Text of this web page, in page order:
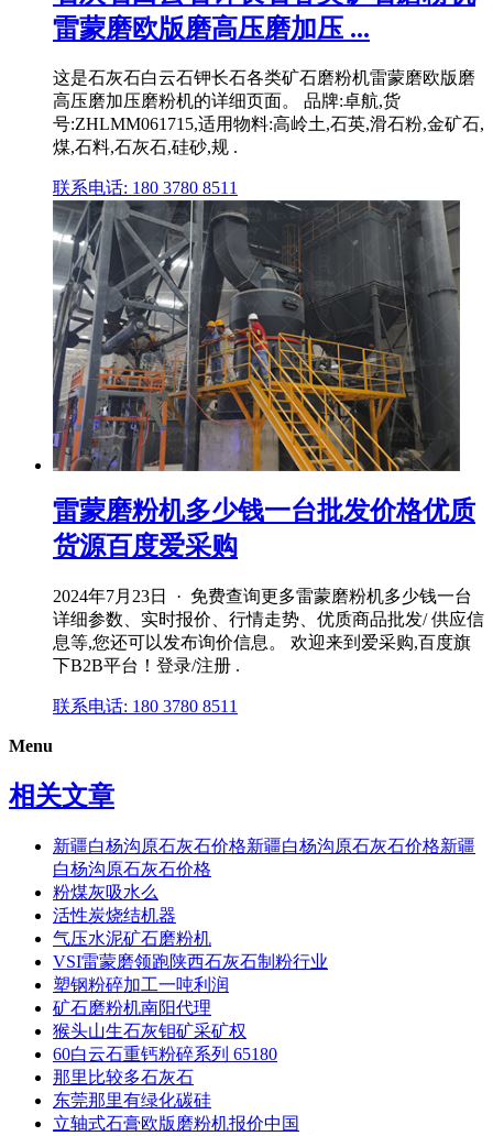
雷蒙磨欧版磨高压磨加压 ...
这是石灰石白云石钾长石各类矿石磨粉机雷蒙磨欧版磨
高压磨加压磨粉机的详细页面。 品牌:卓航,货
号:ZHLMM061715,适用物料:高岭土,石英,滑石粉,金矿石,
煤,石料,石灰石,硅砂,规 .
联系电话: 180 3780 8511
雷蒙磨粉机多少钱一台批发价格优质
货源百度爱采购
2024年7月23日 · 免费查询更多雷蒙磨粉机多少钱一台
详细参数、实时报价、行情走势、优质商品批发/ 供应信
息等,您还可以发布询价信息。 欢迎来到爱采购,百度旗
下B2B平台！登录/注册 .
联系电话: 180 3780 8511
Menu
相关文章
新疆白杨沟原石灰石价格新疆白杨沟原石灰石价格新疆
白杨沟原石灰石价格
粉煤灰吸水么
活性炭烧结机器
气压水泥矿石磨粉机
VSI雷蒙磨领跑陕西石灰石制粉行业
塑钢粉碎加工一吨利润
矿石磨粉机南阳代理
猴头山生石灰钼矿采矿权
60白云石重钙粉碎系列 65180
那里比较多石灰石
东莞那里有绿化碳硅
立轴式石膏欧版磨粉机报价中国